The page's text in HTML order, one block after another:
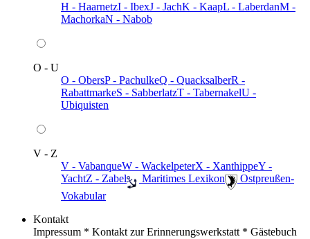
H - HaarnetzI - IbexJ - JachK - KaapL - LaberdanM -
MachorkaN - Nabob
O - U
O - ObersP - PachulkeQ - QuacksalberR -
RabattmarkeS - SabberlatzT - TabernakelU -
Ubiquisten
V - Z
V - VabanqueW - WackelpeterX - XanthippeY -
YachtZ - Zabel ️ Maritimes Lexikon
️ Ostpreußen-
Vokabular
Kontakt
Impressum * Kontakt zur Erinnerungswerkstatt * Gästebuch